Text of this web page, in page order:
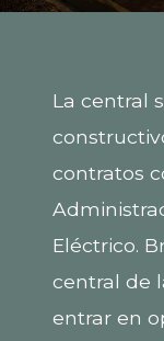
La central
contratos
Eléctrico.
central de
entrar en